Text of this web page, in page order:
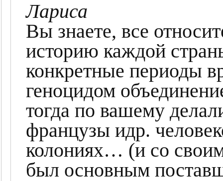
Лариса
Вы знаете, все
историю каждой
конкретные периоды
геноцидом
тогда по вашему
французы идр.
колониях… (и со
был основным